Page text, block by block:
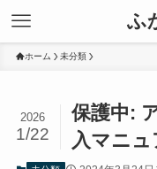
ふ
ホーム 未分類
保護中:
入マニ
2026
1/22